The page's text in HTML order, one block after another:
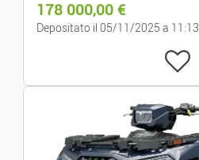
178 000,00 €
Depositato il 05/11/2025 a 11:13